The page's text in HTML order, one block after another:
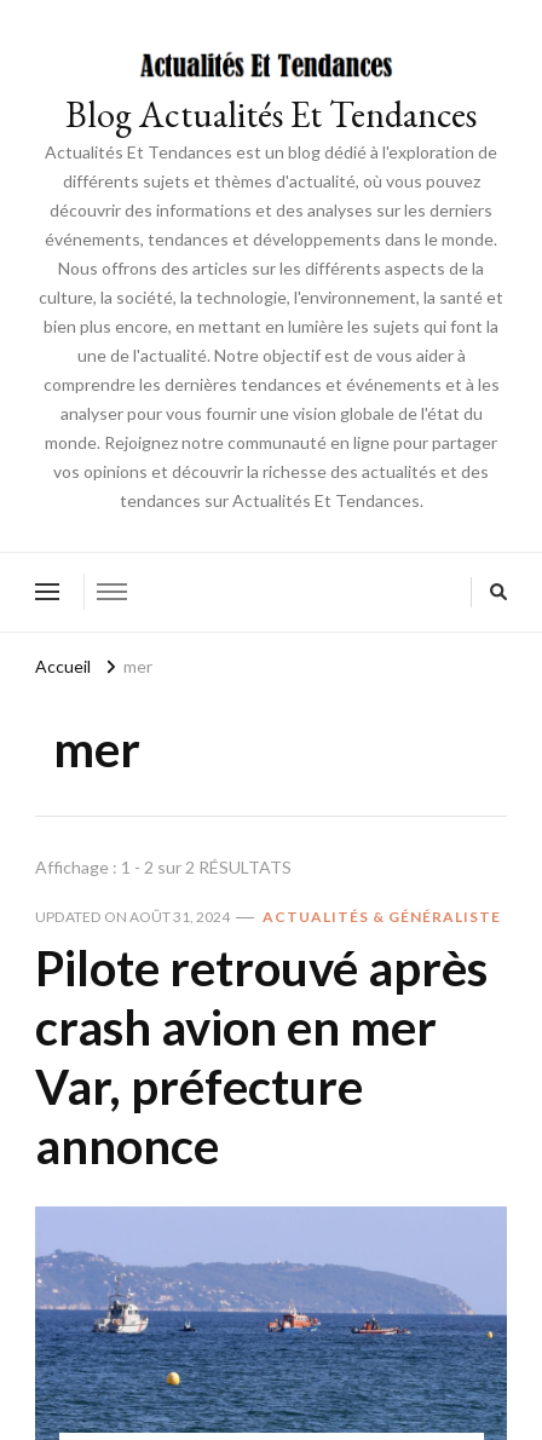
Blog Actualités Et Tendances
Actualités Et Tendances est un blog dédié à l'exploration de
différents sujets et thèmes d'actualité, où vous pouvez
découvrir des informations et des analyses sur les derniers
événements, tendances et développements dans le monde.
Nous offrons des articles sur les différents aspects de la
culture, la société, la technologie, l'environnement, la santé et
bien plus encore, en mettant en lumière les sujets qui font la
une de l'actualité. Notre objectif est de vous aider à
comprendre les dernières tendances et événements et à les
analyser pour vous fournir une vision globale de l'état du
monde. Rejoignez notre communauté en ligne pour partager
vos opinions et découvrir la richesse des actualités et des
tendances sur Actualités Et Tendances.
Accueil mer
mer
Affichage : 1 - 2 sur 2 RÉSULTATS
UPDATED ON AOÛT 31, 2024 ACTUALITÉS & GÉNÉRALISTE
Pilote retrouvé après
crash avion en mer
Var, préfecture
annonce